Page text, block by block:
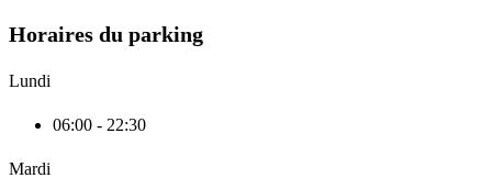
Horaires du parking
Lundi
06:00 - 22:30
Mardi